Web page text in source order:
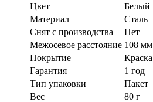
Цвет
Белый
Материал
Сталь
Cнят с производства
Нет
Межосевое расстояние 108 мм
Покрытие
Краска
Гарантия
1 год
Тип упаковки
Пакет
Вес
80 г